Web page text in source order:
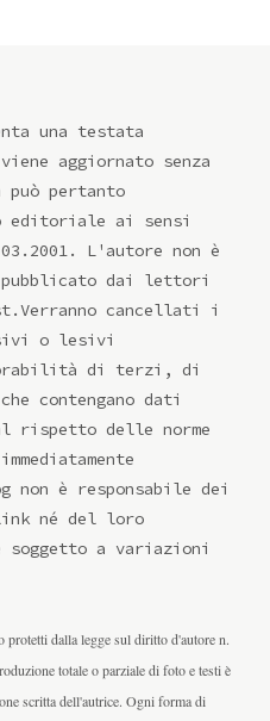
una testata
aggiornato senza
pertanto
editoriale ai sensi
L'autore non è
pubblicato dai lettori
cancellati i
o lesivi
di terzi, di
contengano dati
rispetto delle norme
non è responsabile dei
né del loro
soggetto a variazioni
protetti dalla legge sul diritto d'autore n.
totale o parziale di foto e testi è
scritta dell'autrice. Ogni forma di